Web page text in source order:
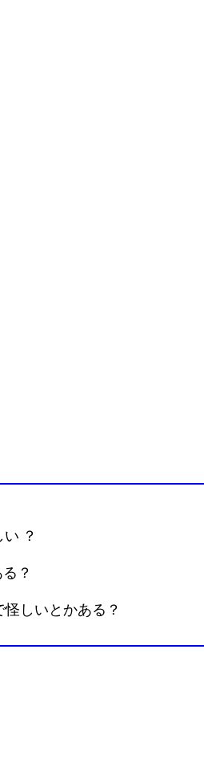
？
？
怪しいとかある？